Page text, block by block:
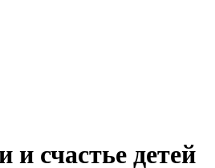
счастье детей